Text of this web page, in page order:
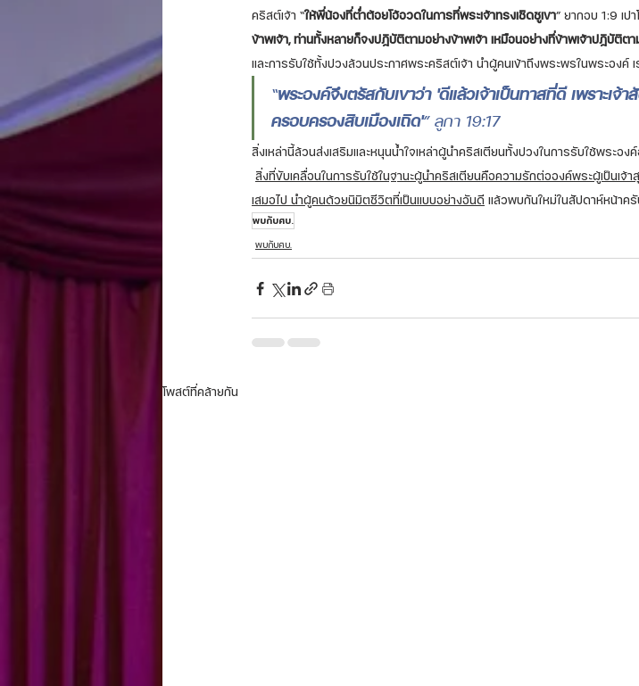
คริสต์เจ้า “ให้พี่น้องที่ต่ำต้อยโอ้อวดในการที่พระเจ้าทรงเชิดชูเขา” ยากอบ 1:9 เป
ข้าพเจ้า, ท่านทั้งหลายก็จงปฏิบัติตามอย่างข้าพเจ้า เหมือนอย่างที่ข้าพเจ้าปฏิบัติต
และการรับใช้ทั้งปวงล้วนประกาศพระคริสต์เจ้า นำผู้คนเข้าถึงพระพรในพระองค์
“พระองค์จึงตรัสกับเขาว่า 'ดีแล้วเจ้าเป็นทาสที่ดี เพราะเจ้
ครอบครองสิบเมืองเถิด'” ลูกา 19:17
สิ่งเหล่านี้ล้วนส่งเสริมและหนุนน้ำใจเหล่าผู้นำคริสเตียนทั้งปวงในการรับใช้พระอ
สิ่งที่ขับเคลื่อนในการรับใช้ในฐานะผู้นำคริสเตียนคือความรักต่อองค์พระผู้เป็นเจ้
เสมอไป นำผู้คนด้วยนิมิตชีวิตที่เป็นแบบอย่างอันดี แล้วพบกันใหม่ในสัปดาห์หน้าค
พบกับศบ.
พบกับศบ.
โพสต์ที่คล้ายกัน